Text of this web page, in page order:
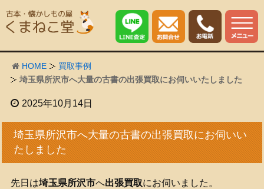
HOME
買取事例
埼玉県所沢市へ大量の古書の出張買取にお伺いいたしました
2025年10月14日
埼玉県所沢市へ大量の古書の出張買取にお伺いい
たしました
先日は埼玉県所沢市へ出張買取にお伺いました。